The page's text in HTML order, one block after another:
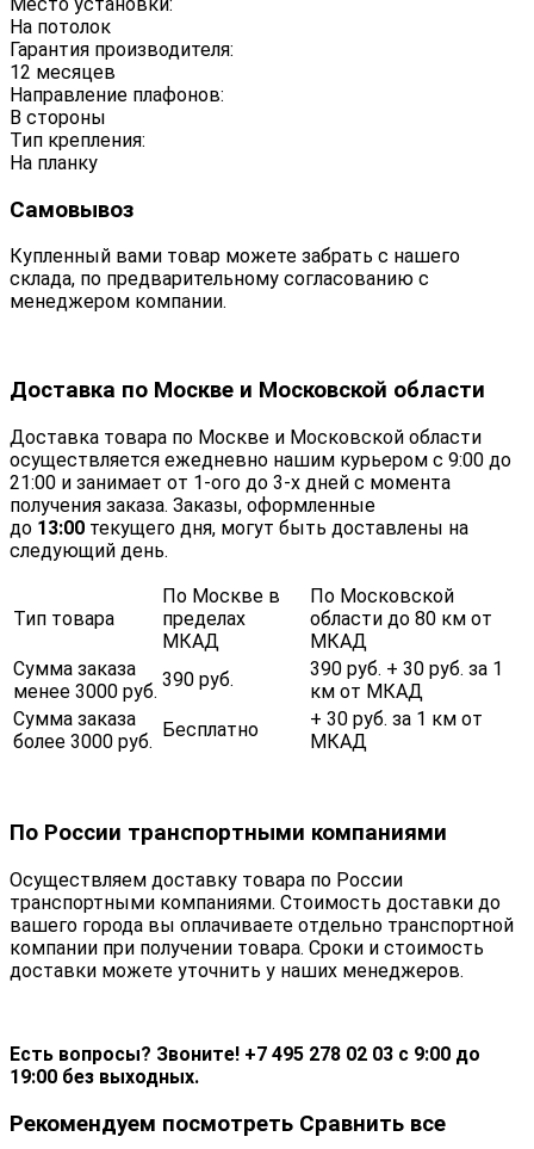
На потолок
Гарантия производителя:
12 месяцев
Направление плафонов:
В стороны
Тип крепления:
На планку
Самовывоз
Купленный вами товар можете забрать с нашего
склада, по предварительному согласованию с
менеджером компании.
Доставка по Москве и Московской области
Доставка товара по Москве и Московской области
осуществляется ежедневно нашим курьером с 9:00 до
21:00 и занимает от 1-ого до 3-х дней с момента
получения заказа. Заказы, оформленные
до 13:00 текущего дня, могут быть доставлены на
следующий день.
Тип товара
По Москве в
пределах
МКАД
По Московской
области до 80 км от
МКАД
Сумма заказа
менее 3000 руб.
390 руб.
390 руб. + 30 руб. за 1
км от МКАД
Сумма заказа
более 3000 руб.
Бесплатно
+ 30 руб. за 1 км от
МКАД
По России транспортными компаниями
Осуществляем доставку товара по России
транспортными компаниями. Стоимость доставки до
вашего города вы оплачиваете отдельно транспортной
компании при получении товара. Сроки и стоимость
доставки можете уточнить у наших менеджеров.
Есть вопросы? Звоните! +7 495 278 02 03 с 9:00 до
19:00 без выходных.
Рекомендуем посмотреть Сравнить все